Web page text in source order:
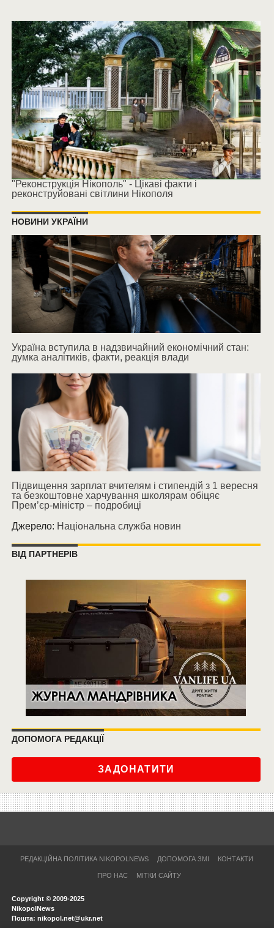
"Реконструкція Нікополь" - Цікаві факти і
реконструйовані світлини Нікополя
НОВИНИ УКРАЇНИ
Україна вступила в надзвичайний економічний стан:
думка аналітиків, факти, реакція влади
Підвищення зарплат вчителям і стипендій з 1 вересня
та безкоштовне харчування школярам обіцяє
Прем’єр-міністр – подробиці
Джерело: Національна служба новин
ВІД ПАРТНЕРІВ
ДОПОМОГА РЕДАКЦІЇ
ЗАДОНАТИТИ
РЕДАКЦІЙНА ПОЛІТИКА NIKOPOLNEWS ДОПОМОГА ЗМІ КОНТАКТИ
ПРО НАС МІТКИ САЙТУ
Copyright © 2009-2025
NikopolNews
Пошта: nikopol.net@ukr.net